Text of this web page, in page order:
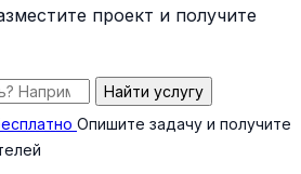
проект и получите
Найти услугу
Опишите задачу и получите